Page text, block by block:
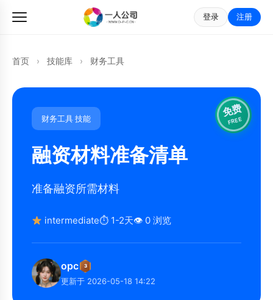
登录 注册
首页 › 技能库 › 财务工具
财务工具 技能
融资材料准备清单
免费
FREE
准备融资所需材料
intermediate⏱ 1-2天👁 0 浏览
opc 3
更新于 2026-05-18 14:22